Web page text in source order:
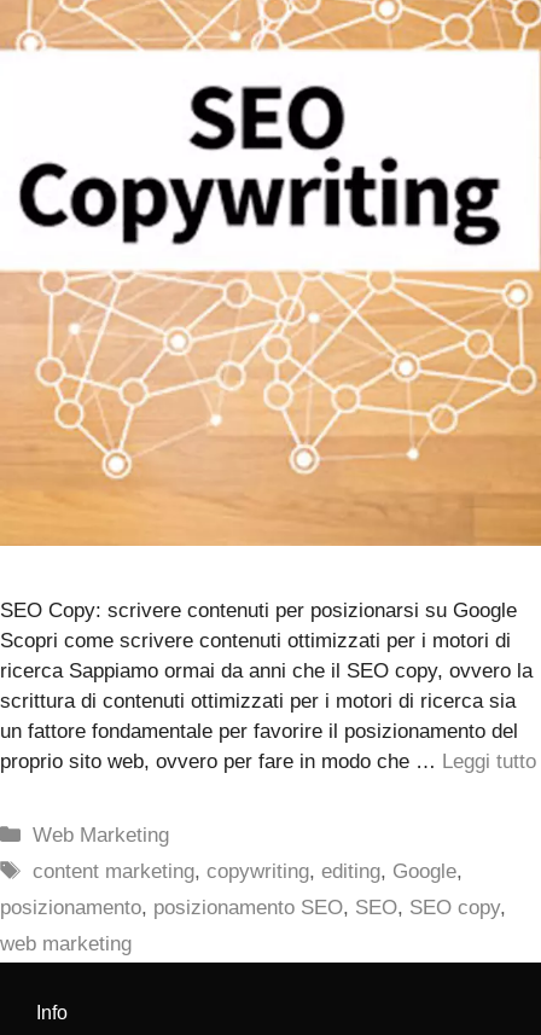
SEO Copy: scrivere contenuti per posizionarsi su Google
Scopri come scrivere contenuti ottimizzati per i motori di
ricerca Sappiamo ormai da anni che il SEO copy, ovvero la
scrittura di contenuti ottimizzati per i motori di ricerca sia
un fattore fondamentale per favorire il posizionamento del
proprio sito web, ovvero per fare in modo che … Leggi tutto
Categorie
Web Marketing
Tag
content marketing,copywriting,editing, Google,
posizionamento, posizionamento SEO, SEO, SEO copy,
web marketing
Info